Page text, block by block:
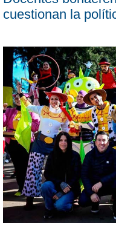
cuestionan la